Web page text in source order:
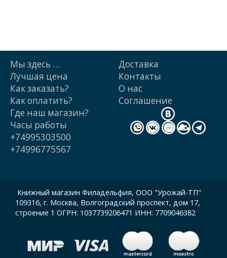
Мы здесь …
Лучшая цена
Как заказать?
Как оплатить?
Доставка
Контакты
О нас
Cоглашение
Где наш магазин?
Часы работы
+74995303500
+74996775567
Книжный магазин Филадельфия, ООО "Урожай-ТП"
109316, г. Москва, Волгоградский проспект, дом 17,
строение 1 ОГРН: 1037739206471 ИНН: 7709046382